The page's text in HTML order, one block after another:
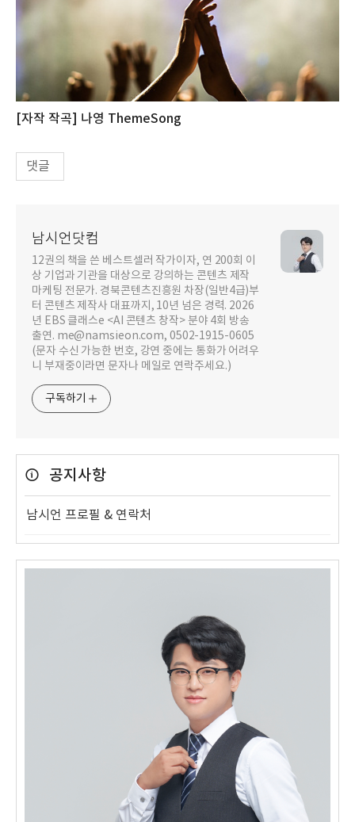
[자작 작곡] 나영 ThemeSong
댓글
남시언닷컴
12권의 책을 쓴 베스트셀러 작가이자, 연 200회 이
상 기업과 기관을 대상으로 강의하는 콘텐츠 제작
마케팅 전문가. 경북콘텐츠진흥원 차장(일반4급)부
터 콘텐츠 제작사 대표까지, 10년 넘은 경력. 2026
년 EBS 클래스e <AI 콘텐츠 창작> 분야 4회 방송
출연. me@namsieon.com, 0502-1915-0605
(문자 수신 가능한 번호, 강연 중에는 통화가 어려우
니 부재중이라면 문자나 메일로 연락주세요.)
구독하기
공지사항
남시언 프로필 & 연락처